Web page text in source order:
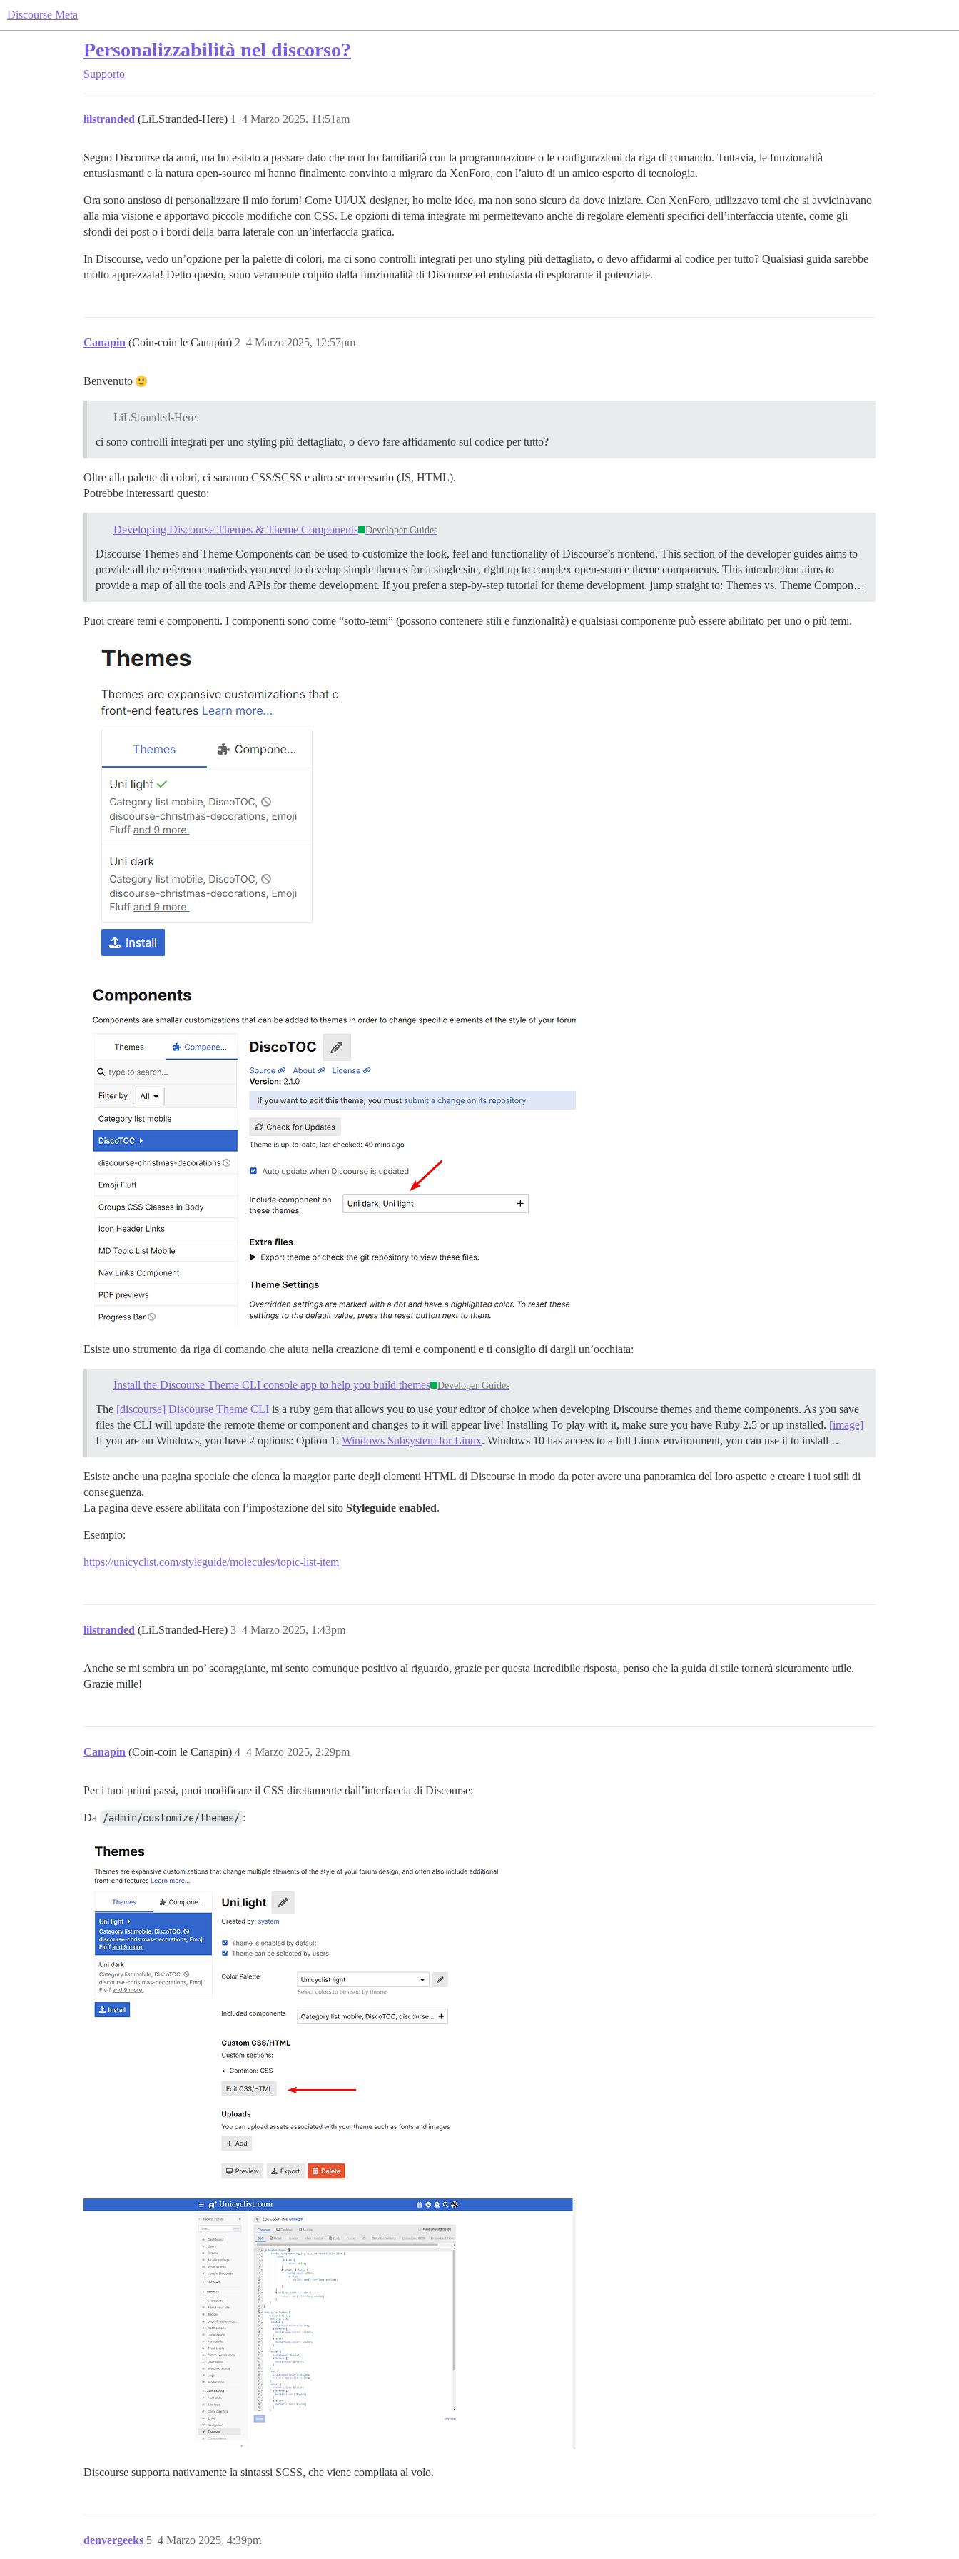
Discourse Meta
Personalizzabilità nel discorso?
Supporto
lilstranded (LiLStranded-Here) 4 Marzo 2025, 11:51am
1
Seguo Discourse da anni, ma ho esitato a passare dato che non ho familiarità con la programmazione o le configurazioni da riga di comando. Tuttavia, le funzionalità
entusiasmanti e la natura open-source mi hanno finalmente convinto a migrare da XenForo, con l’aiuto di un amico esperto di tecnologia.
Ora sono ansioso di personalizzare il mio forum! Come UI/UX designer, ho molte idee, ma non sono sicuro da dove iniziare. Con XenForo, utilizzavo temi che si avvicinavano
alla mia visione e apportavo piccole modifiche con CSS. Le opzioni di tema integrate mi permettevano anche di regolare elementi specifici dell’interfaccia utente, come gli
sfondi dei post o i bordi della barra laterale con un’interfaccia grafica.
In Discourse, vedo un’opzione per la palette di colori, ma ci sono controlli integrati per uno styling più dettagliato, o devo affidarmi al codice per tutto? Qualsiasi guida sarebbe
molto apprezzata! Detto questo, sono veramente colpito dalla funzionalità di Discourse ed entusiasta di esplorarne il potenziale.
Canapin (Coin-coin le Canapin) 4 Marzo 2025, 12:57pm
2
Benvenuto
LiLStranded-Here:
ci sono controlli integrati per uno styling più dettagliato, o devo fare affidamento sul codice per tutto?
Oltre alla palette di colori, ci saranno CSS/SCSS e altro se necessario (JS, HTML).
Potrebbe interessarti questo:
Developing Discourse Themes & Theme Components Developer Guides
Discourse Themes and Theme Components can be used to customize the look, feel and functionality of Discourse’s frontend. This section of the developer guides aims to
provide all the reference materials you need to develop simple themes for a single site, right up to complex open-source theme components. This introduction aims to
provide a map of all the tools and APIs for theme development. If you prefer a step-by-step tutorial for theme development, jump straight to: Themes vs. Theme Compon…
Puoi creare temi e componenti. I componenti sono come “sotto-temi” (possono contenere stili e funzionalità) e qualsiasi componente può essere abilitato per uno o più temi.
Esiste uno strumento da riga di comando che aiuta nella creazione di temi e componenti e ti consiglio di dargli un’occhiata:
Install the Discourse Theme CLI console app to help you build themes Developer Guides
The [discourse] Discourse Theme CLI is a ruby gem that allows you to use your editor of choice when developing Discourse themes and theme components. As you save
files the CLI will update the remote theme or component and changes to it will appear live! Installing To play with it, make sure you have Ruby 2.5 or up installed. [image]
If you are on Windows, you have 2 options: Option 1: Windows Subsystem for Linux. Windows 10 has access to a full Linux environment, you can use it to install …
Esiste anche una pagina speciale che elenca la maggior parte degli elementi HTML di Discourse in modo da poter avere una panoramica del loro aspetto e creare i tuoi stili di
conseguenza.
La pagina deve essere abilitata con l’impostazione del sito Styleguide enabled.
Esempio:
https://unicyclist.com/styleguide/molecules/topic-list-item
lilstranded (LiLStranded-Here) 4 Marzo 2025, 1:43pm
3
Anche se mi sembra un po’ scoraggiante, mi sento comunque positivo al riguardo, grazie per questa incredibile risposta, penso che la guida di stile tornerà sicuramente utile.
Grazie mille!
Canapin (Coin-coin le Canapin) 4 Marzo 2025, 2:29pm
4
Per i tuoi primi passi, puoi modificare il CSS direttamente dall’interfaccia di Discourse:
Da /admin/customize/themes/ :
Discourse supporta nativamente la sintassi SCSS, che viene compilata al volo.
denvergeeks 4 Marzo 2025, 4:39pm
5